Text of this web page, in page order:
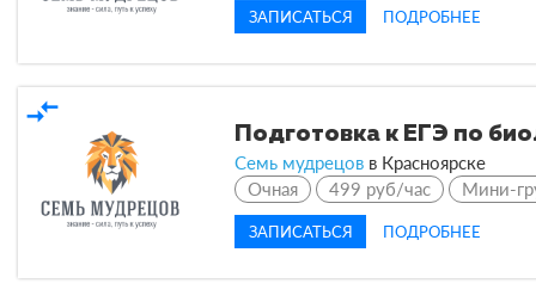
ЗАПИСАТЬСЯ ПОДРОБНЕЕ
compare_arrows
Подготовка к ЕГЭ по
Семь мудрецов в Красноярске
Очная
499 руб/час Мини-
ЗАПИСАТЬСЯ ПОДРОБНЕЕ